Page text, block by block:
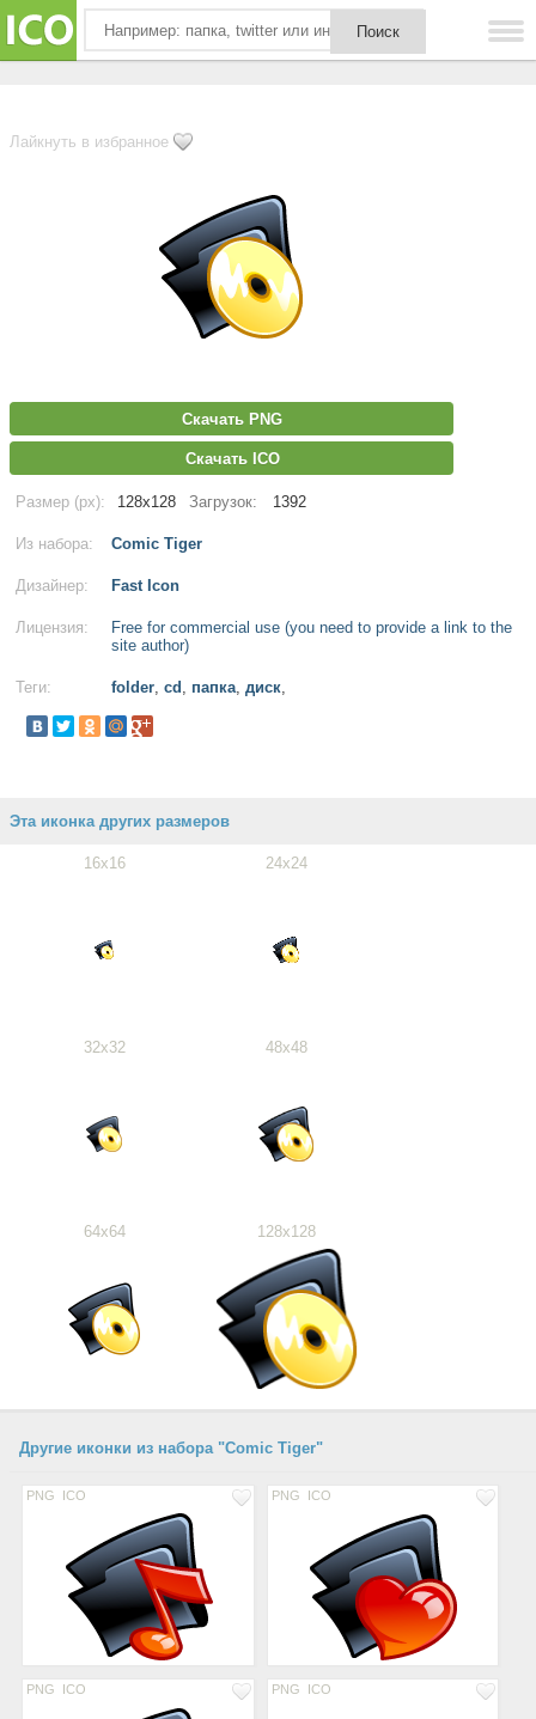
Лайкнуть в избранное
Скачать PNG
Скачать ICO
Размер (px): 128x128 Загрузок: 1392
Из набора: Comic Tiger
Дизайнер: Fast Icon
Лицензия:
Free for commercial use (you need to provide a link to the
site author)
Теги: folder, cd , папка, диск,
Эта иконка других размеров
16x16 24x24
32x32 48x48
64x64 128x128
Другие иконки из набора "Comic Tiger"
PNG ICO PNG ICO
PNG ICO PNG ICO